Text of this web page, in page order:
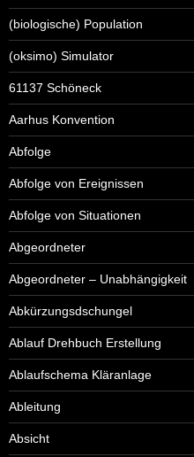
(biologische) Population
(oksimo) Simulator
61137 Schöneck
Aarhus Konvention
Abfolge
Abfolge von Ereignissen
Abfolge von Situationen
Abgeordneter
Abgeordneter – Unabhängigkeit
Abkürzungsdschungel
Ablauf Drehbuch Erstellung
Ablaufschema Kläranlage
Ableitung
Absicht